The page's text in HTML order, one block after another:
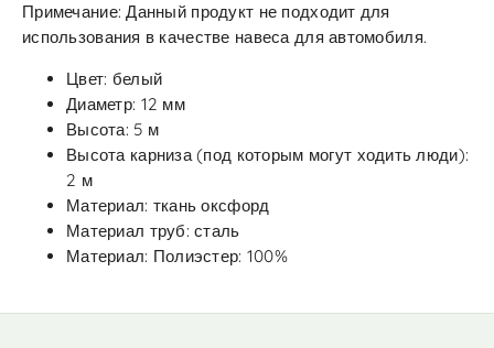
Примечание: Данный продукт не подходит для
использования в качестве навеса для автомобиля.
Цвет: белый
Диаметр: 12 мм
Высота: 5 м
Высота карниза (под которым могут ходить люди):
2 м
Материал: ткань оксфорд
Материал труб: сталь
Материал: Полиэстер: 100%